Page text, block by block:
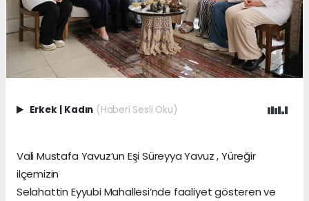
Erkek | Kadın (Haberi Sesli Oku)
Vali Mustafa Yavuz’un Eşi Süreyya Yavuz , Yüreğir
ilçemizin
Selahattin Eyyubi Mahallesi’nde faaliyet gösteren ve